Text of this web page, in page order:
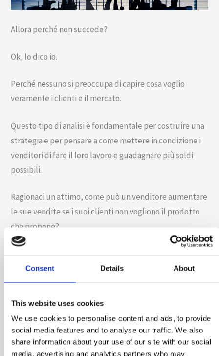
Consent Details About
This website uses cookies
We use cookies to personalise content and ads, to provide
social media features and to analyse our traffic. We also
share information about your use of our site with our social
media, advertising and analytics partners who may
Allora perché non succede?
Ok, lo dico io.
Perché nessuno si preoccupa di capire cosa voglio
veramente i clienti e il mercato.
Questo tipo di analisi è fondamentale per costruire una
strategia e per pensare a come mettere in condizione i
venditori di fare il loro lavoro e guadagnare più soldi
possibili.
Ragionaci un attimo, come può un venditore aumentare
le sue vendite se i suoi clienti non vogliono il prodotto
che propone?
cosa veramente vuole il mercato e fornirglielo per
realizzare il massimo del beneficio, per il cliente e il
fornitore.
Ora, prima di proseguire
permettimi di fare una